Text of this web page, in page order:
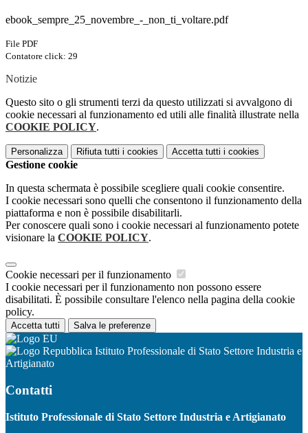
ebook_sempre_25_novembre_-_non_ti_voltare.pdf
File PDF
Contatore click: 29
Notizie
Questo sito o gli strumenti terzi da questo utilizzati si avvalgono di
cookie necessari al funzionamento ed utili alle finalità illustrate nella
COOKIE POLICY.
Personalizza Rifiuta tutti i cookies Accetta tutti i cookies
Gestione cookie
In questa schermata è possibile scegliere quali cookie consentire.
I cookie necessari sono quelli che consentono il funzionamento della
piattaforma e non è possibile disabilitarli.
Per conoscere quali sono i cookie necessari al funzionamento potete
visionare la COOKIE POLICY.
Cookie necessari per il funzionamento
I cookie necessari per il funzionamento non possono essere
disabilitati. È possibile consultare l'elenco nella pagina della cookie
policy.
Accetta tutti Salva le preferenze
Istituto Professionale di Stato Settore Industria e
Artigianato
Contatti
Istituto Professionale di Stato Settore Industria e Artigianato